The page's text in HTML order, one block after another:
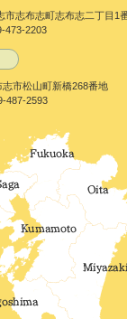
市志布志町志布志二丁目1
473-2203
市松山町新橋268番地
487-2593